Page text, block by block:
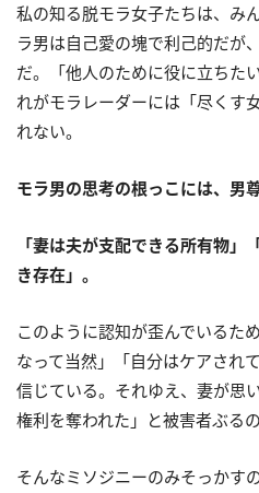
私の知る脱モラ女子たちは、み
ラ男は自己愛の塊で利己的だが
だ。「他人のために役に立ちた
れがモラレーダーには「尽くす
れない。
モラ男の思考の根っこには、男
「妻は夫が支配できる所有物」
き存在」。
このように認知が歪んでいるた
なって当然」「自分はケアされ
信じている。それゆえ、妻が思
権利を奪われた」と被害者ぶるの
そんなミソジニーのみそっかす